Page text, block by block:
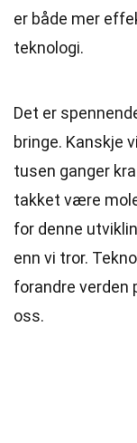
er både mer
teknologi.
Det er
bringe. Kanskje
tusen ganger
takket være
for denne
enn vi tror.
forandre verden
oss.